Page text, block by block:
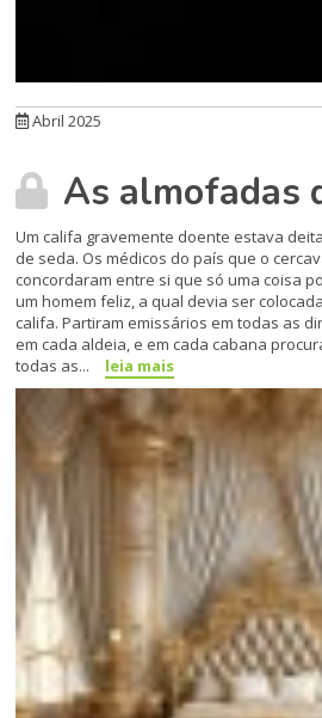
Abril 2025
As almofadas
Um califa gravemente doente estava
de seda. Os médicos do país que o
concordaram entre si que só uma coisa
um homem feliz, a qual devia ser
califa. Partiram emissários em todas as
em cada aldeia, e em cada cabana
todas as...
leia mais